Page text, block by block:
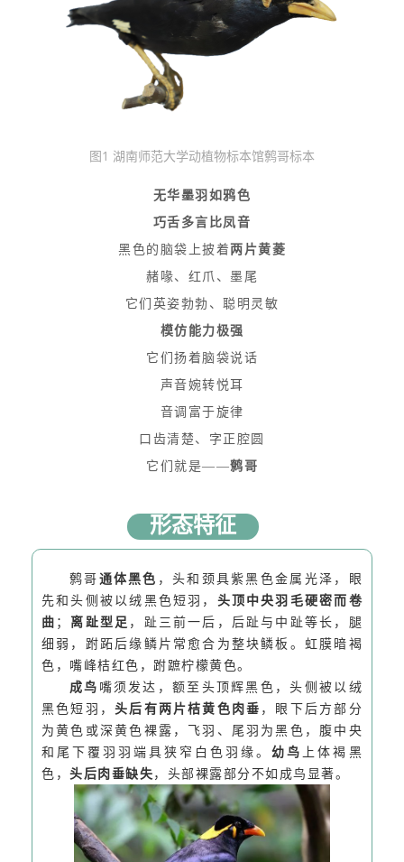
图1 湖南师范大学动植物标本馆鹩哥标本
无华墨羽如鸦色
巧舌多言比凤音
黑色的脑袋上披着 两片黄菱
赭喙、红爪、墨尾
它们英姿勃勃、聪明灵敏
模仿能力极强
它们扬着脑袋说话
声音婉转悦耳
音调富于旋律
口齿清楚、字正腔圆
它们就是——鹩哥
形态特征
鹩哥通体黑色 ，头和颈具紫黑色金属光泽，眼
先和头侧被以绒黑色短羽， 头顶中央羽毛硬密而卷
曲 ； 离趾型足 ，趾三前一后，后趾与中趾等长，腿
细弱，跗跖后缘鳞片常愈合为整块鳞板。 虹膜暗褐
色，嘴峰桔红色，跗蹠柠檬黄色。
成鸟 嘴须发达，额至头顶辉黑色，头侧被以绒
黑色短羽，头后有两片桔黄色肉垂 ，眼下后方部分
为黄色或深黄色裸露，飞羽、尾羽为黑色，腹中央
和尾下覆羽羽端具狭窄白色羽缘。幼鸟 上体褐黑
色， 头后肉垂缺失，头部裸露部分不如成鸟显著。